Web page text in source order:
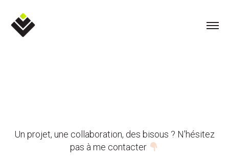
Un projet, une collaboration, des bisous ? N'hésitez
pas à me contacter